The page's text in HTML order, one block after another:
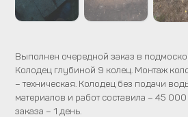
Выполнен очередной заказ в
Колодец глубиной 9 колец. Монтаж
– техническая. Колодец без подачи
материалов и работ составила – 45
заказа – 1 день.